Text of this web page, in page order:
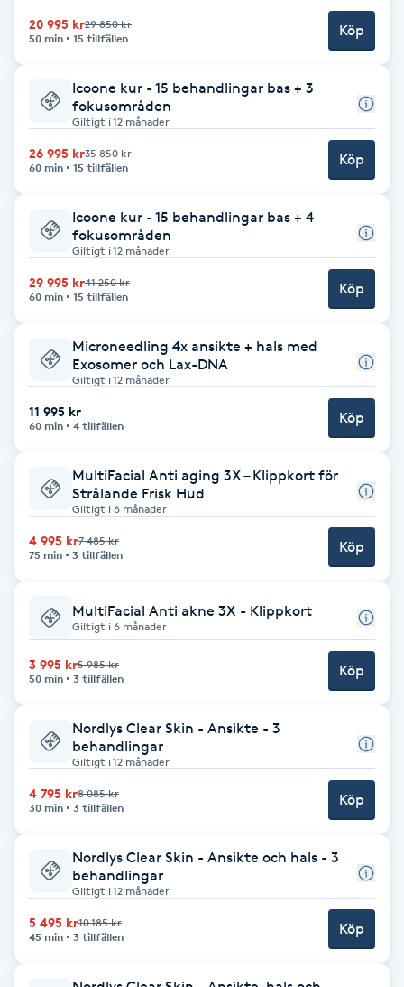
Herrklippning
Hot Stone Massage
Hot yoga
Hudföryngring
Huduppstramning
Hudvård
Hyperhidros
Hypnos
Hårbottenbehandling
Hårvård
Hälsa
Idrottsmassage
IPL
20 995 kr29 850 kr
50 min
15 tillfällen Köp
Icoone kur - 15 behandlingar bas + 3
fokusområden
Giltigt i 12 månader
26 995 kr35 850 kr
60 min
15 tillfällen Köp
Icoone kur - 15 behandlingar bas + 4
fokusområden
Giltigt i 12 månader
29 995 kr41 250 kr
60 min
15 tillfällen Köp
Microneedling 4x ansikte + hals med
Exosomer och Lax-DNA
Giltigt i 12 månader
11 995 kr
60 min 4 tillfällen Köp
MultiFacial Anti aging 3X – Klippkort för
Strålande Frisk Hud
Giltigt i 6 månader
4 995 kr7 485 kr
75 min
3 tillfällen Köp
MultiFacial Anti akne 3X - Klippkort
Giltigt i 6 månader
3 995 kr5 985 kr
50 min
3 tillfällen Köp
Nordlys Clear Skin - Ansikte - 3
behandlingar
Giltigt i 12 månader
4 795 kr8 085 kr
30 min
3 tillfällen Köp
Nordlys Clear Skin - Ansikte och hals - 3
behandlingar
Giltigt i 12 månader
5 495 kr10 185 kr
45 min
3 tillfällen Köp